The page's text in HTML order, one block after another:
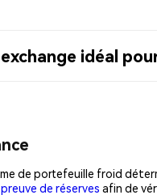
idéal
de portefeuille froid
preuve de réserves afin de